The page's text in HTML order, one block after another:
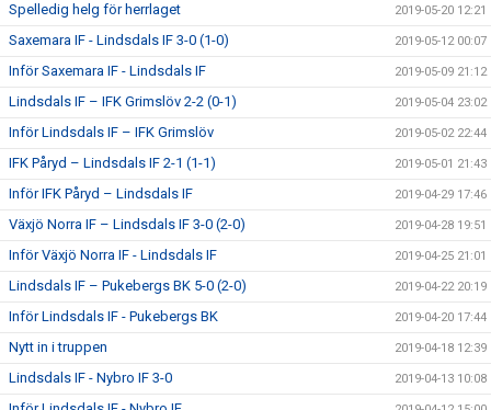
Spelledig helg för herrlaget 2019-05-20 12:21
Saxemara IF - Lindsdals IF 3-0 (1-0) 2019-05-12 00:07
Inför Saxemara IF - Lindsdals IF 2019-05-09 21:12
Lindsdals IF – IFK Grimslöv 2-2 (0-1) 2019-05-04 23:02
Inför Lindsdals IF – IFK Grimslöv 2019-05-02 22:44
IFK Påryd – Lindsdals IF 2-1 (1-1) 2019-05-01 21:43
Inför IFK Påryd – Lindsdals IF 2019-04-29 17:46
Växjö Norra IF – Lindsdals IF 3-0 (2-0) 2019-04-28 19:51
Inför Växjö Norra IF - Lindsdals IF 2019-04-25 21:01
Lindsdals IF – Pukebergs BK 5-0 (2-0) 2019-04-22 20:19
Inför Lindsdals IF - Pukebergs BK 2019-04-20 17:44
Nytt in i truppen 2019-04-18 12:39
Lindsdals IF - Nybro IF 3-0 2019-04-13 10:08